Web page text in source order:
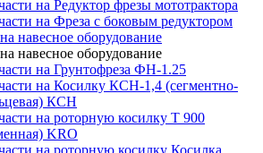
на Редуктор фрезы мототрактора
на Фреза с боковым редуктором
навесное оборудование
навесное оборудование
на Грунтофреза ФН-1.25
на Косилку КСН-1,4 (сегментно-
КСН
на роторную косилку T 900
KRO
на роторную косилку Косилка